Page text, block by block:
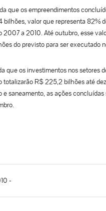
que os empreendimentos
bilhões, valor que representa 82%
2007 a 2010. Até outubro, esse
do previsto para ser executado
que os investimentos nos setores
totalizarão R$ 225,2 bilhões até
e saneamento, as ações
-